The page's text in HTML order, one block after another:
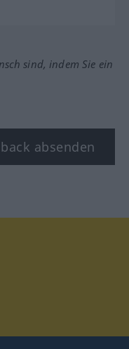
sind, indem Sie ein
absenden